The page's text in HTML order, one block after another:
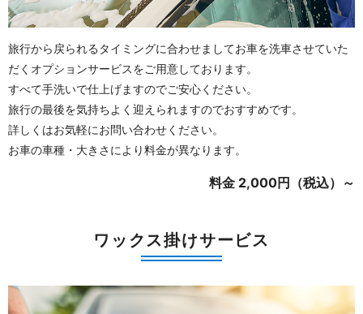
旅行から戻られるタイミングに合わせましてお車を洗車させていた
だくオプションサービスをご用意しております。
すべて手洗いで仕上げますのでご安心ください。
旅行の最後を気持ちよく迎えられますのでおすすめです。
詳しくはお気軽にお問い合わせください。
お車の車種・大きさにより料金が異なります。
料金 2,000円（税込）～
ワックス掛けサービス